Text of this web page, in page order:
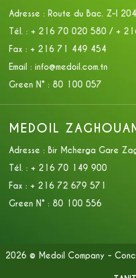
Adresse : Route du Bac. Z-I
Tél. : + 216 70 020 580 / +
Fax : + 216 71 449 454
Email : info@medoil.com.tn
Green N° : 80 100 057
MEDOIL
Adresse : Bir Mcherga Gare
Tél. : + 216 70 149 900
Fax : + 216 72 679 571
Green N° : 80 100 556
2026 © Medoil Company -